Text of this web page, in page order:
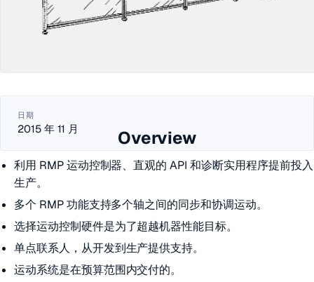
日期
2015 年 11 月 Overview
利用 RMP 运动控制器、直观的 API 和诊断实用程序提前投入
生产。
多个 RMP 功能支持多个轴之间的同步和协调运动。
选择运动控制硬件是为了超越机器性能目标。
单点联系人，从开发到生产提供支持。
运动系统是在预算范围内交付的。